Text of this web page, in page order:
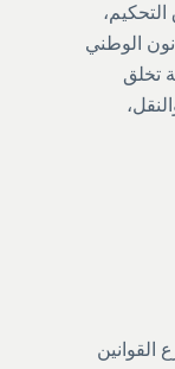
التحكيم،
الوطني
تخلق
القوانين